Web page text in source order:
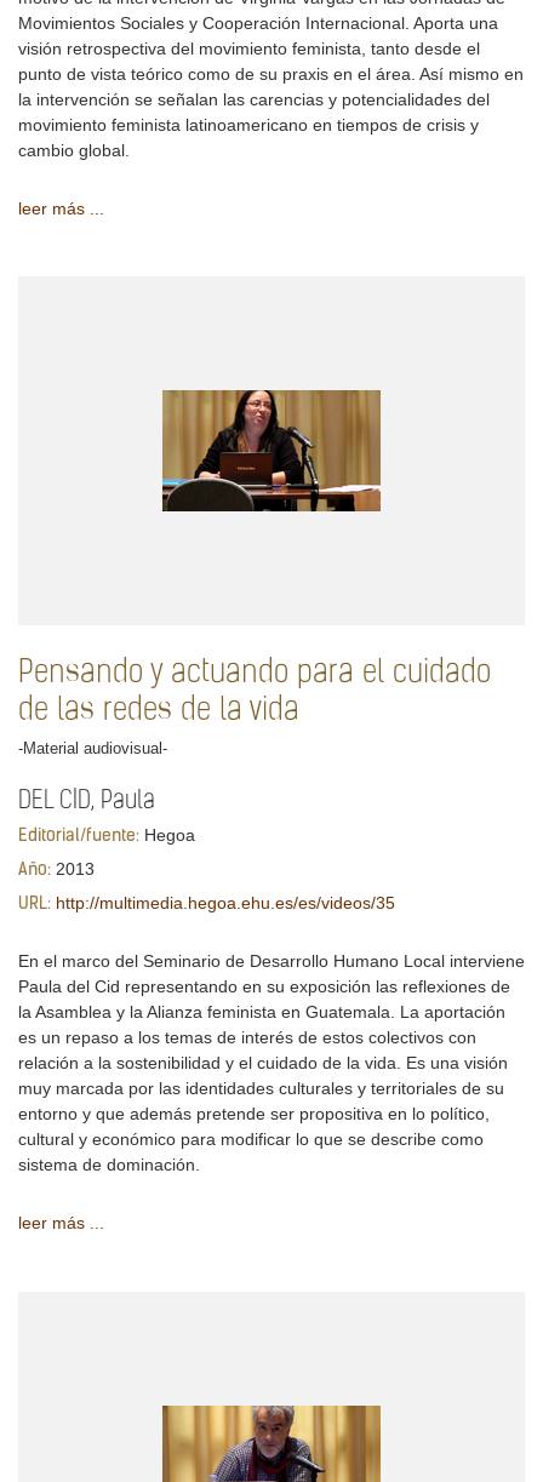
Movimientos Sociales y Cooperación Internacional. Aporta una
visión retrospectiva del movimiento feminista, tanto desde el
punto de vista teórico como de su praxis en el área. Así mismo en
la intervención se señalan las carencias y potencialidades del
movimiento feminista latinoamericano en tiempos de crisis y
cambio global.
leer más ...
Pensando y actuando para el cuidado
de las redes de la vida
-Material audiovisual-
DEL CID, Paula
Editorial/fuente: Hegoa
Año: 2013
URL: http://multimedia.hegoa.ehu.es/es/videos/35
En el marco del Seminario de Desarrollo Humano Local interviene
Paula del Cid representando en su exposición las reflexiones de
la Asamblea y la Alianza feminista en Guatemala. La aportación
es un repaso a los temas de interés de estos colectivos con
relación a la sostenibilidad y el cuidado de la vida. Es una visión
muy marcada por las identidades culturales y territoriales de su
entorno y que además pretende ser propositiva en lo político,
cultural y económico para modificar lo que se describe como
sistema de dominación.
leer más ...